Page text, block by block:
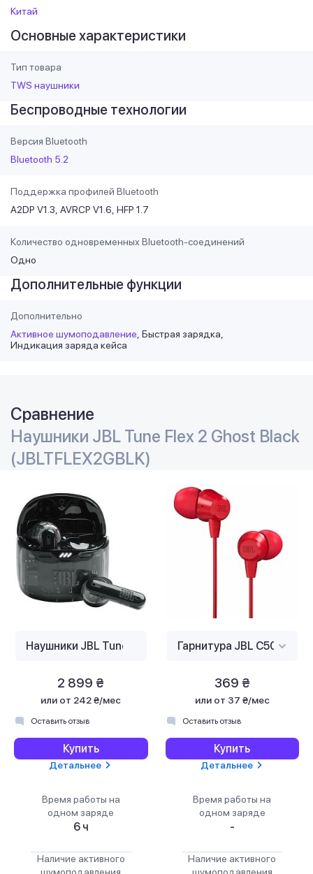
Китай
Основные характеристики
Тип товара
TWS наушники
Беспроводные технологии
Версия Bluetooth
Bluetooth 5.2
Поддержка профилей Bluetooth
A2DP V1.3 AVRCP V1.6 HFP 1.7
Количество одновременных Bluetooth-соединений
Одно
Дополнительные функции
Дополнительно
Активное шумоподавление Быстрая зарядка
Индикация заряда кейса
Сравнение
Наушники JBL Tune Flex 2 Ghost Black
(JBLTFLEX2GBLK)
2 899 ₴
или от 242 ₴/мес
Оставить отзыв
Купить
Детальнее
Время работы на
одном заряде
6 ч
Наличие активного
шумоподавления
369 ₴
или от 37 ₴/мес
Оставить отзыв
Купить
Детальнее
Время работы на
одном заряде
-
Наличие активного
шумоподавления